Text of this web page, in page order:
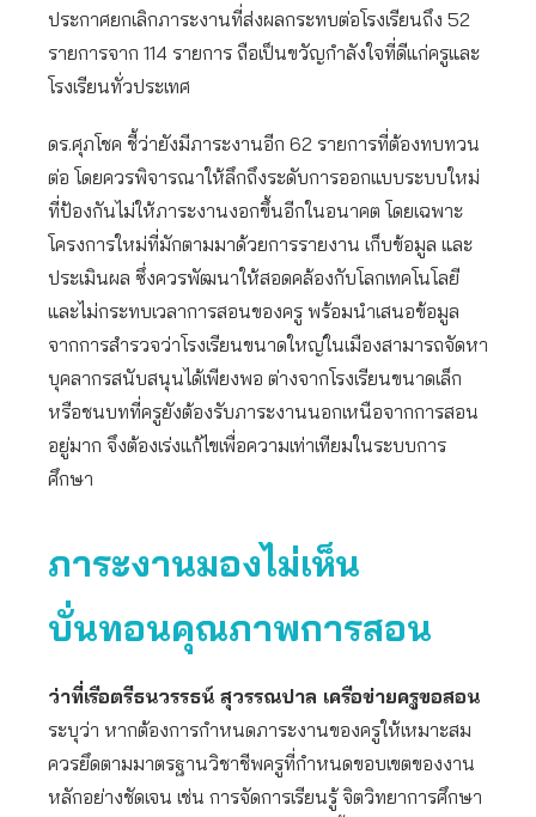
ประกาศยกเลิกภาระงานที่ส่งผลกระทบต่อโรงเรียนถึง 52
รายการจาก 114 รายการ ถือเป็นขวัญกำลังใจที่ดีแก่ครูและ
โรงเรียนทั่วประเทศ
ดร.ศุภโชค ชี้ว่ายังมีภาระงานอีก 62 รายการที่ต้องทบทวน
ต่อ โดยควรพิจารณาให้ลึกถึงระดับการออกแบบระบบใหม่
ที่ป้องกันไม่ให้ภาระงานงอกขึ้นอีกในอนาคต โดยเฉพาะ
โครงการใหม่ที่มักตามมาด้วยการรายงาน เก็บข้อมูล และ
ประเมินผล ซึ่งควรพัฒนาให้สอดคล้องกับโลกเทคโนโลยี
และไม่กระทบเวลาการสอนของครู พร้อมนำเสนอข้อมูล
จากการสำรวจว่าโรงเรียนขนาดใหญ่ในเมืองสามารถจัดหา
บุคลากรสนับสนุนได้เพียงพอ ต่างจากโรงเรียนขนาดเล็ก
หรือชนบทที่ครูยังต้องรับภาระงานนอกเหนือจากการสอน
อยู่มาก จึงต้องเร่งแก้ไขเพื่อความเท่าเทียมในระบบการ
ศึกษา
ภาระงานมองไม่เห็น
บั่นทอนคุณภาพการสอน
ว่าที่เรือตรีธนวรรธน์ สุวรรณปาล เครือข่ายครูขอสอน
ระบุว่า หากต้องการกำหนดภาระงานของครูให้เหมาะสม
ควรยึดตามมาตรฐานวิชาชีพครูที่กำหนดขอบเขตของงาน
หลักอย่างชัดเจน เช่น การจัดการเรียนรู้ จิตวิทยาการศึกษา